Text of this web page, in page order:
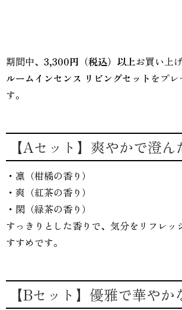
期間中、 3,300円（税込）以上お買い上
ルームインセンス リビングセット をプ
す。
【Aセット】爽やかで澄ん
・凛（柑橘の香り）
・爽（紅茶の香り）
・閑（緑茶の香り）
すっきりとした香りで、気分をリフレッ
すすめです。
【Bセット】優雅で華やか